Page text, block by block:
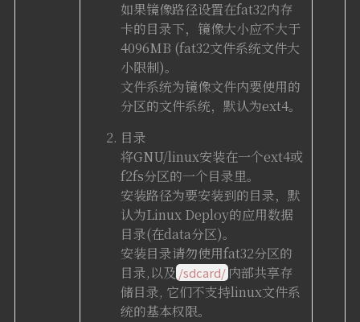
如果镜像路径设置在fat32内存
卡的目录下，镜像大小应不大于
4096MB (fat32文件系统文件大
小限制)。
文件系统为镜像文件内要使用的
分区的文件系统，默认为ext4。
目录
将GNU/linux安装在一个ext4或
f2fs分区的一个目录里。
安装路径为要安装到的目录，默
认为Linux Deploy的应用数据
目录(在data分区)。
安装目录请勿使用fat32分区的
目录,以及 /sdcard/内部共享存
储目录, 它们不支持linux文件系
统的基本权限。